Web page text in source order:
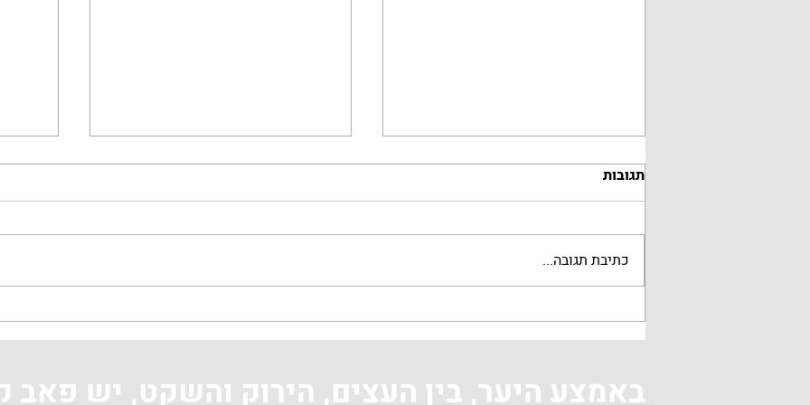
מי משלם על הדייט?
רקדנית בטן באורחן מצפה
הראל
ערב
תגובות
כתיבת תגובה...
באמצע היער, בין העצים, הירוק והשקט, יש פאב